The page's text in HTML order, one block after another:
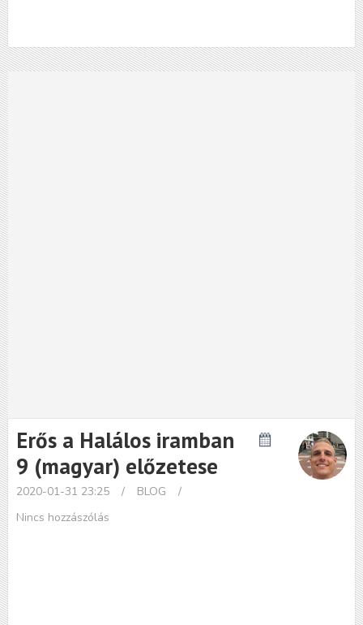
Erős a Halálos iramban
9 (magyar) előzetese
2020-01-31 23:25 / BLOG
/
Nincs hozzászólás